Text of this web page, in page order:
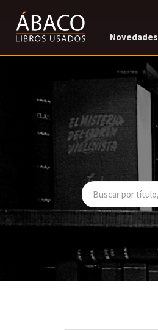
Novedades